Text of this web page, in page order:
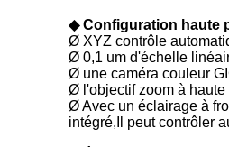
◆ Configuration haute
Ø XYZ contrôle
Ø 0,1 um d'échelle
Ø une caméra couleur
Ø l'objectif zoom à
Ø Avec un éclairage à
intégré,Il peut contrôler